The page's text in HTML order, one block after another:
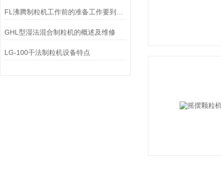
GHL型湿法混合制粒机的概述及维修
LG-100干法制粒机设备特点